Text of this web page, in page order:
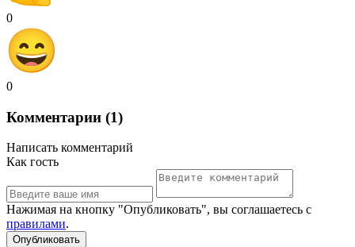
0
0
Комментарии (1)
Написать комментарий
Как гость
Нажимая на кнопку "Опубликовать", вы соглашаетесь с
правилами.